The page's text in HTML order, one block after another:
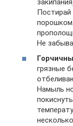
Не
грязные
Намыль